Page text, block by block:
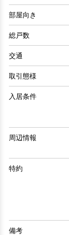
部屋向き
総戸数
交通
取引態様
入居条件
周辺情報
特約
備考